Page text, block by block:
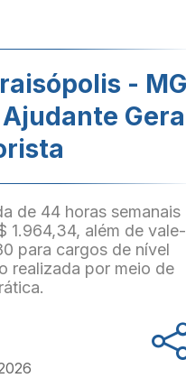
-
de 44 horas semanais
1.964,34, além de vale-
para cargos de nível
realizada por meio de